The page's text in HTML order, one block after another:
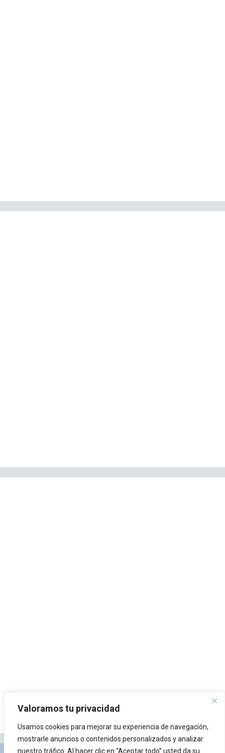
Valoramos tu privacidad
Usamos cookies para mejorar su experiencia de navegación,
mostrarle anuncios o contenidos personalizados y analizar
nuestro tráfico. Al hacer clic en “Aceptar todo” usted da su